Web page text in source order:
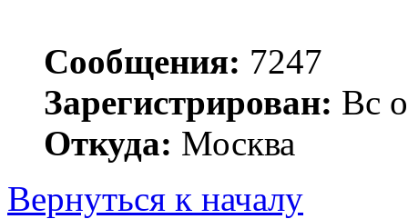
Сообщения: 7247
Зарегистрирован: Вс
Откуда: Москва
Вернуться к началу